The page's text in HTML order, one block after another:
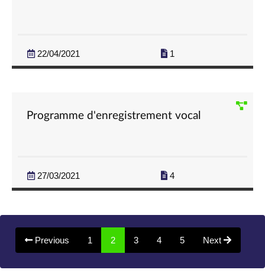
22/04/2021 1
Programme d'enregistrement vocal
27/03/2021 4
Previous 1 2(current)
3 4 5 Next